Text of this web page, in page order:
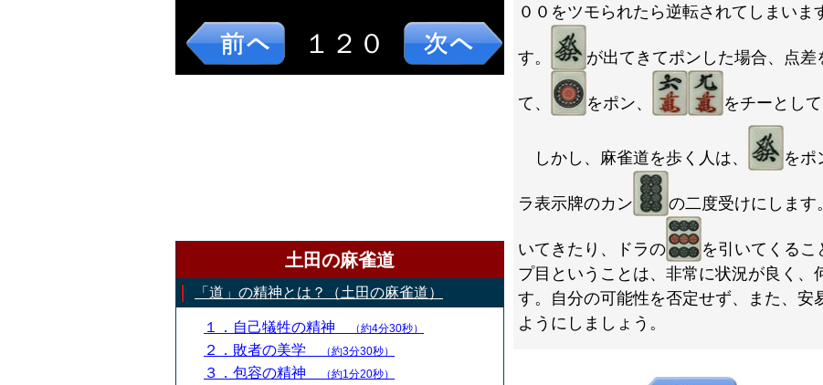
１２０
土田の麻雀道
「道」の精神とは？（土田の麻雀道）
１．自己犠牲の精神 （約4分30秒）
２．敗者の美学 （約3分30秒）
３．包容の精神 （約1分20秒）
００をツモられたら逆転されてしまいま
す。 が出てきてポンした場合、点差
て、 をポン、 をチーとし
しかし、麻雀道を歩く人は、 をポ
ラ表示牌のカン の二度受けにします
いてきたり、ドラの
を引いてくるこ
プ目ということは、非常に状況が良く、
す。自分の可能性を否定せず、また、安
ようにしましょう。